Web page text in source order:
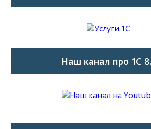
Наш канал про 1С